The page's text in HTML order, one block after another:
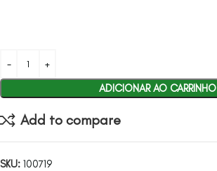
ADICIONAR AO CARRINHO
Add to compare
SKU: 100719